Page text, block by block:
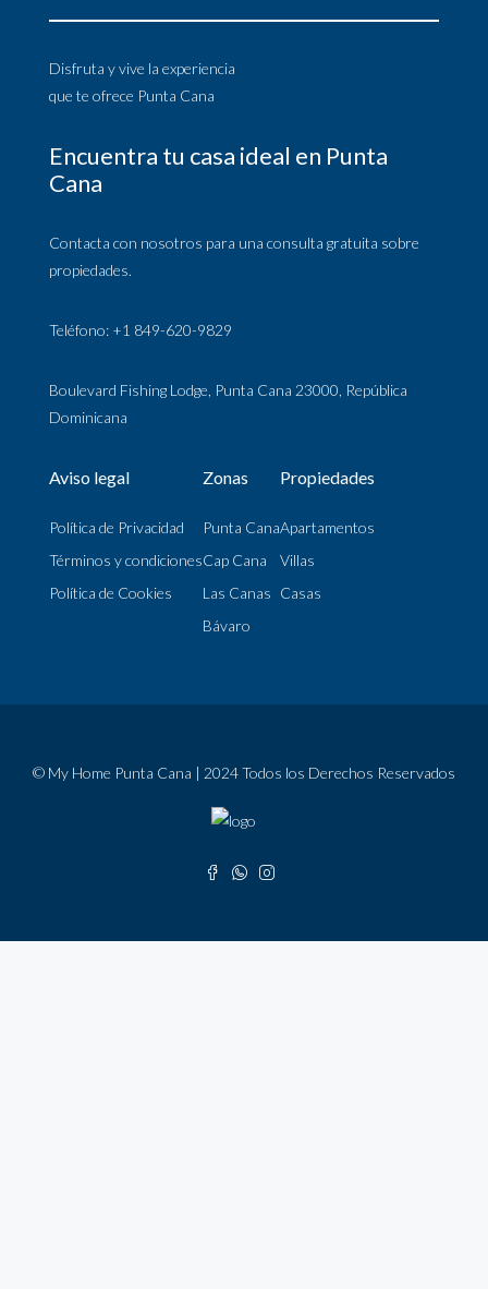
Disfruta y vive la experiencia
que te ofrece Punta Cana
Encuentra tu casa ideal en Punta
Cana
Contacta con nosotros para una consulta gratuita sobre
propiedades.
Teléfono: +1 849-620-9829
Boulevard Fishing Lodge, Punta Cana 23000, República
Dominicana
Aviso legal
Política de Privacidad
Términos y condiciones
Política de Cookies
Zonas
Punta Cana
Cap Cana
Las Canas
Bávaro
Propiedades
Apartamentos
Villas
Casas
© My Home Punta Cana | 2024 Todos los Derechos Reservados